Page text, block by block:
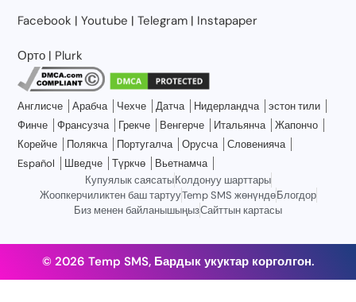
Facebook |Youtube |Telegram | Instapaper
Орто | Plurk
Англисче Арабча Чехче Датча Нидерландча
эстон тили
Финче
Франсузча Грекче Венгерче Итальянча
Жапончо
Корейче
Полякча Португалча Орусча
Словенияча
Español
Шведче Түркчө
Вьетнамча
Купуялык саясатыКолдонуу шарттары
Жоопкерчиликтен баш тартууTemp SMS жөнүндөБлогдор
Биз менен байланышыңызСайттын картасы
© 2026 Temp SMS, Бардык укуктар корголгон.